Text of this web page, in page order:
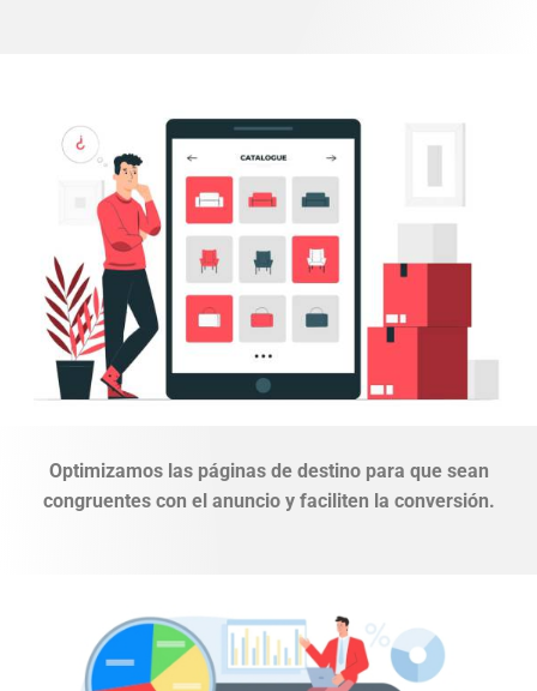
Optimizamos las páginas de destino para que sean
congruentes con el anuncio y faciliten la conversión.